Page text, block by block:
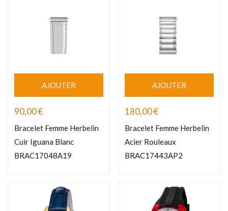
AJOUTER
90,00€
Bracelet Femme Herbelin
Cuir Iguana Blanc
BRAC17048A19
AJOUTER
180,00€
Bracelet Femme Herbelin
Acier Rouleaux
BRAC17443AP2